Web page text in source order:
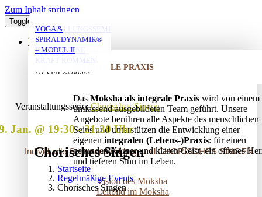
Zum Inhalt springen
Toggle Navigation
ÜBER UNS
INTEGRALE PRAXIS
Das Moksha als integrale Praxis wird von einem
umfassend ausgebildeten Team geführt. Unsere
Angebote berühren alle Aspekte des menschlichen
Seins und unterstützen die Entwicklung einer
eigenen integralen (Lebens-)Praxis: für einen
gesunden Körper und klaren Geist, ein offenes
und tieferen Sinn im Leben.
Vision des Moksha
Leitbild im Moksha
Chorisches Singen
Startseite
Regelmäßige Events
Chorisches Singen
Veranstaltungsserie:Chorisches Singen
Jan. @ 19:30-21:30
Individuelle Stimmentwicklung und CHORISCHES SINGEN
YOGA MIT DANIEL
10. AUG. @ 18:00
19:30
YOGA MIT DANIEL
10. AUG. @ 20:00
21:30
YOGA MIT DANIEL
11. AUG. @ 18:00
19:30
VERSTRICKUNGEN
LÖSEN – OFFENES
AUFSTELLUNGSSEMINAR
25. AUG. @ 17:00
AUFSTELLUNGSSEMINAR
– MIT DEM VATER
IN DIE EIGENE
KRAFT KOMMEN
17:30
YOGA &
SPIRALDYNAMIK®
– MODUL II
19. SEP. @ 09:00
20. SEP. @ 16:00